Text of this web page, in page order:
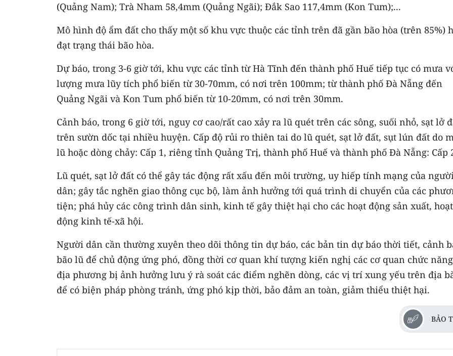
(Quảng Nam); Trà Nham 58,4mm (Quảng Ngãi); Đắk Sao 117,4mm (Kon Tum);...
Mô hình độ ẩm đất cho thấy một số khu vực thuộc các tỉnh trên đã gần bão hòa (trên 85%)
đạt trạng thái bão hòa.
Dự báo, trong 3-6 giờ tới, khu vực các tỉnh từ Hà Tĩnh đến thành phố Huế tiếp tục có mưa
lượng mưa lũy tích phổ biến từ 30-70mm, có nơi trên 100mm; từ thành phố Đà Nẵng đến
Quảng Ngãi và Kon Tum phổ biến từ 10-20mm, có nơi trên 30mm.
Cảnh báo, trong 6 giờ tới, nguy cơ cao/rất cao xảy ra lũ quét trên các sông, suối nhỏ, sạt lở
trên sườn dốc tại nhiều huyện. Cấp độ rủi ro thiên tai do lũ quét, sạt lở đất, sụt lún đất do
lũ hoặc dòng chảy: Cấp 1, riêng tỉnh Quảng Trị, thành phố Huế và thành phố Đà Nẵng: Cấp
Lũ quét, sạt lở đất có thể gây tác động rất xấu đến môi trường, uy hiếp tính mạng của
dân; gây tắc nghẽn giao thông cục bộ, làm ảnh hưởng tới quá trình di chuyển của các
tiện; phá hủy các công trình dân sinh, kinh tế gây thiệt hại cho các hoạt động sản xuất, hoạt
động kinh tế-xã hội.
Người dân cần thường xuyên theo dõi thông tin dự báo, các bản tin dự báo thời tiết, cảnh
bão lũ để chủ động ứng phó, đồng thời cơ quan khí tượng kiến nghị các cơ quan chức
địa phương bị ảnh hưởng lưu ý rà soát các điểm nghẽn dòng, các vị trí xung yếu trên địa
để có biện pháp phòng tránh, ứng phó kịp thời, bảo đảm an toàn, giảm thiểu thiệt hại.
BẢO